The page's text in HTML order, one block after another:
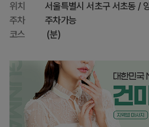
위치
서울특별시 서초구 서초동 /
주차
주차가능
코스
(분)